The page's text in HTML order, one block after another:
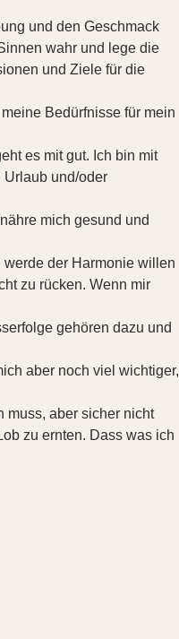
und den Geschmack
wahr und lege die
und Ziele für die
Bedürfnisse für mein
es mit gut. Ich bin mit
Urlaub und/oder
mich gesund und
der Harmonie willen
zu rücken. Wenn mir
gehören dazu und
aber noch viel wichtiger,
muss, aber sicher nicht
zu ernten. Dass was ich